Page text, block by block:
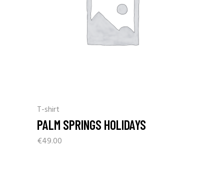
T-shirt
PALM SPRINGS HOLIDAYS
€49.00